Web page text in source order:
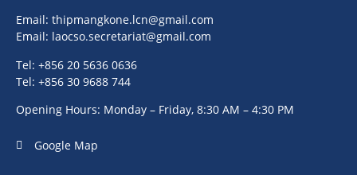
Email: thipmangkone.lcn@gmail.com
Email: laocso.secretariat@gmail.com
Tel: +856 20 5636 0636
Tel: +856 30 9688 744
Opening Hours: Monday – Friday, 8:30 AM – 4:30 PM
Google Map